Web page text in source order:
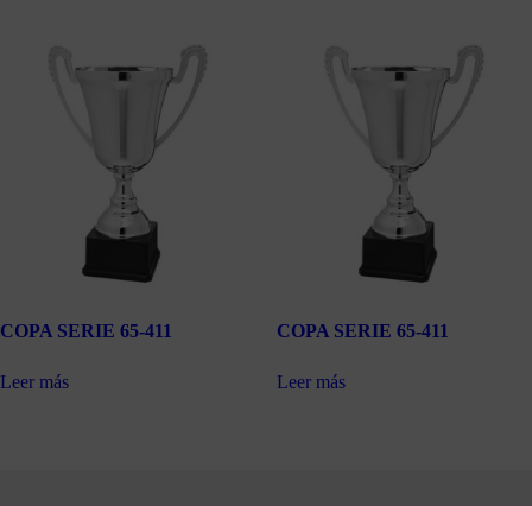
COPA SERIE 65-411
Leer más
COPA SERIE 65-411
Leer más